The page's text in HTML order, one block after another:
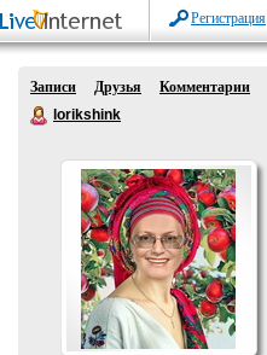
Регистрация
Записи Друзья
Комментарии
lorikshink